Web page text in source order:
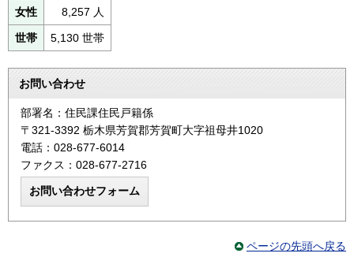
女性 8,257 人
世帯 5,130 世帯
お問い合わせ
部署名：住民課住民戸籍係
〒321-3392 栃木県芳賀郡芳賀町大字祖母井1020
電話：028-677-6014
ファクス：028-677-2716
ページの先頭へ戻る